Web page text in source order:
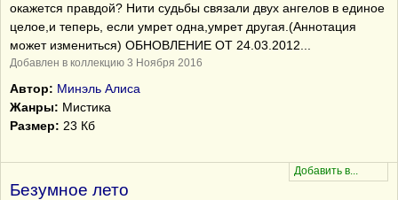
окажется правдой? Нити судьбы связали двух ангелов в единое
целое,и теперь, если умрет одна,умрет другая.(Аннотация
может измениться) ОБНОВЛЕНИЕ ОТ 24.03.2012...
Добавлен в коллекцию 3 Ноября 2016
Автор: Минэль Алиса
Жанры: Мистика
Размер: 23 Кб
Безумное лето